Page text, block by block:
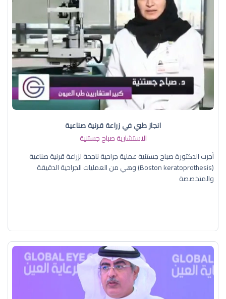
انجاز طبي في زراعة قرنية صناعية
الاستشارية صباح جستنية
أجرت الدكتورة صباح جستنية عملية جراحية ناجحة لزراعة قرنية صناعية
(Boston keratoprothesis) وهي من العمليات الجراحية الدقيقة
والمتخصصة